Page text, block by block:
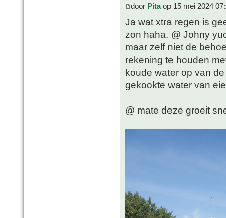
door Pitaop 15 mei 2024
Ja wat xtra regen is
zon haha. @ Johny
maar zelf niet de
rekening te houden
koude water op van
gekookte water van
@ mate deze groeit